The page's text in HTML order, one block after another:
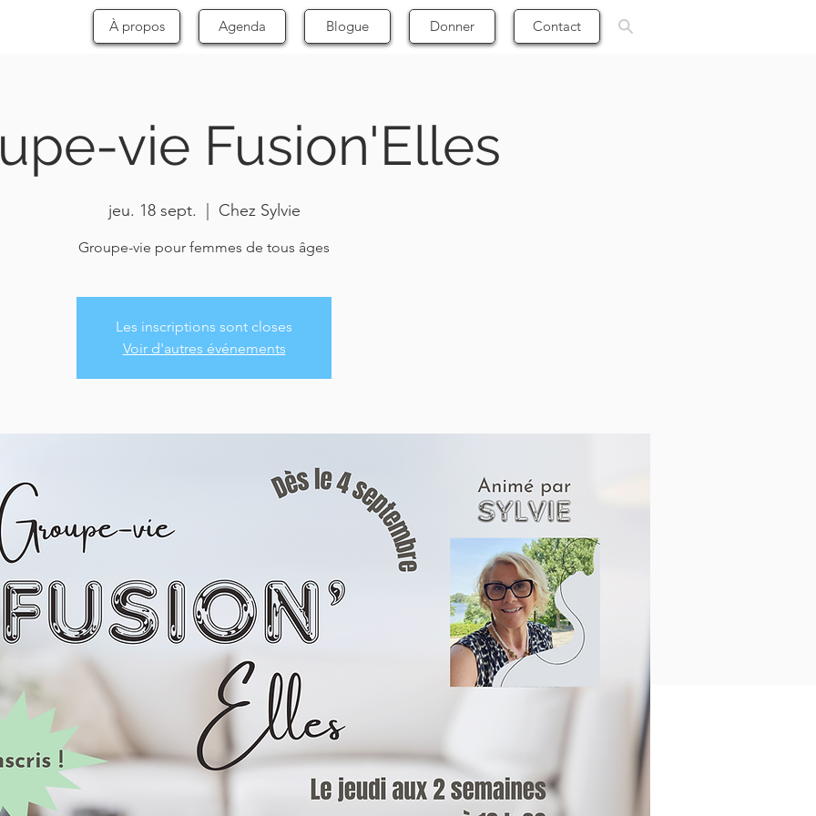
À propos Agenda Blogue Donner Contact
vie Fusion'Elles
jeu. 18 sept. Chez Sylvie
Groupe-vie pour femmes de tous âges
Les inscriptions sont closes
Voir d'autres événements